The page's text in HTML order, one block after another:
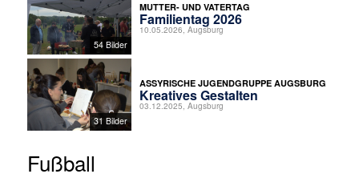
54 Bilder
MUTTER- UND VATERTAG
Familientag 2026
10.05.2026, Augsburg
31 Bilder
ASSYRISCHE JUGENDGRUPPE AUGSBURG
Kreatives Gestalten
03.12.2025, Augsburg
Fußball